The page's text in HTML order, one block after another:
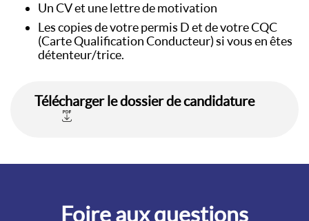
Un CV et une lettre de motivation
Les copies de votre permis D et de votre CQC
(Carte Qualification Conducteur) si vous en êtes
détenteur/trice.
Télécharger le dossier de candidature
Foire aux questions